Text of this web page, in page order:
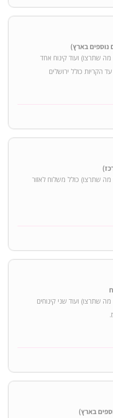
3 גבינות (כל מה שתרצו) ועוד קינוח אחד
הקריות כולל ירושלים
6 גבינות (כל מה שתרצו) כולל משלוח לאזור
3 גבינות (כל מה שתרצו) ועוד שני קינוחים